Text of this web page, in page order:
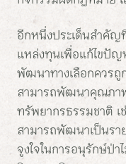
อีกหนึ่งประเด็นสำคัญ
แหล่งทุนเพื่อแก้ไขปัญ
พัฒนาทางเลือกควรถู
สามารถพัฒนาคุณภา
ทรัพยากรธรรมชาติ
สามารถพัฒนาเป็นรา
จูงใจในการอนุรักษ์ป่า